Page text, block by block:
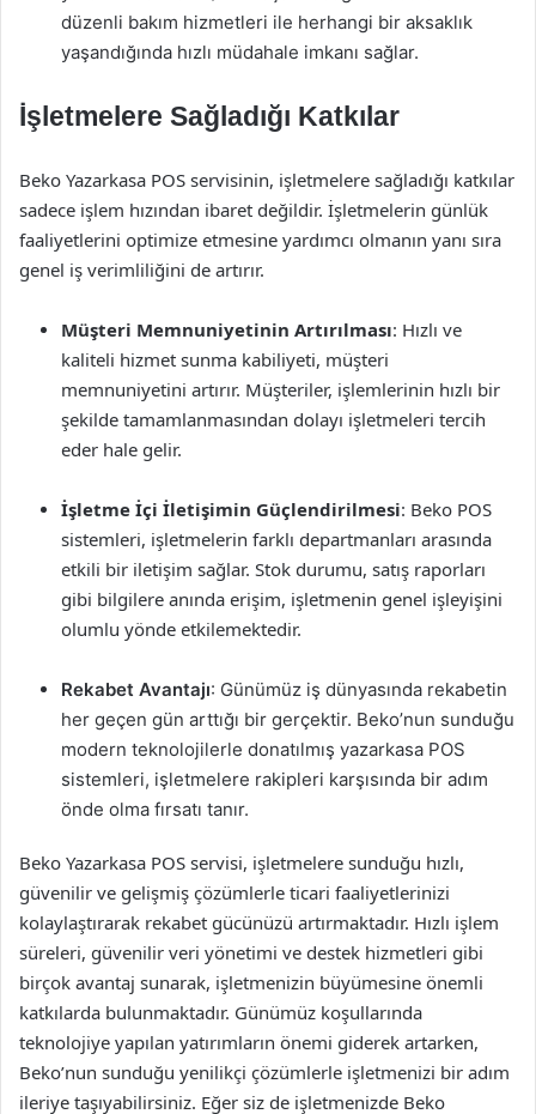
düzenli bakım hizmetleri ile herhangi bir aksaklık
yaşandığında hızlı müdahale imkanı sağlar.
İşletmelere Sağladığı Katkılar
Beko Yazarkasa POS servisinin, işletmelere sağladığı katkılar
sadece işlem hızından ibaret değildir. İşletmelerin günlük
faaliyetlerini optimize etmesine yardımcı olmanın yanı sıra
genel iş verimliliğini de artırır.
Müşteri Memnuniyetinin Artırılması: Hızlı ve
kaliteli hizmet sunma kabiliyeti, müşteri
memnuniyetini artırır. Müşteriler, işlemlerinin hızlı bir
şekilde tamamlanmasından dolayı işletmeleri tercih
eder hale gelir.
İşletme İçi İletişimin Güçlendirilmesi: Beko POS
sistemleri, işletmelerin farklı departmanları arasında
etkili bir iletişim sağlar. Stok durumu, satış raporları
gibi bilgilere anında erişim, işletmenin genel işleyişini
olumlu yönde etkilemektedir.
Rekabet Avantajı: Günümüz iş dünyasında rekabetin
her geçen gün arttığı bir gerçektir. Beko’nun sunduğu
modern teknolojilerle donatılmış yazarkasa POS
sistemleri, işletmelere rakipleri karşısında bir adım
önde olma fırsatı tanır.
Beko Yazarkasa POS servisi, işletmelere sunduğu hızlı,
güvenilir ve gelişmiş çözümlerle ticari faaliyetlerinizi
kolaylaştırarak rekabet gücünüzü artırmaktadır. Hızlı işlem
süreleri, güvenilir veri yönetimi ve destek hizmetleri gibi
birçok avantaj sunarak, işletmenizin büyümesine önemli
katkılarda bulunmaktadır. Günümüz koşullarında
teknolojiye yapılan yatırımların önemi giderek artarken,
Beko’nun sunduğu yenilikçi çözümlerle işletmenizi bir adım
ileriye taşıyabilirsiniz. Eğer siz de işletmenizde Beko